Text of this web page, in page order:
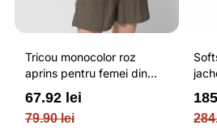
Tricou monocolor roz
aprins pentru femei din
bumbac si cu croiala boxy
OUTHORN
79.90 lei
67.92 lei
000
4F